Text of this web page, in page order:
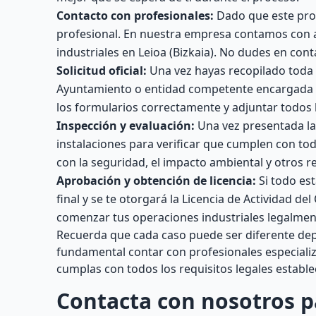
Contacto con profesionales: Dado que este
profesional. En nuestra empresa contamos
industriales en Leioa (Bizkaia). No dudes en
Solicitud oficial: Una vez hayas recopilado
Ayuntamiento o entidad competente
los formularios correctamente y adjuntar todos
Inspección y evaluación: Una vez presentada
instalaciones para verificar que cumplen con
con la seguridad, el impacto ambiental y otros
Aprobación y obtención de licencia: Si todo
final y se te otorgará la Licencia de Actividad
comenzar tus operaciones industriales
Recuerda que cada caso puede ser diferente
fundamental contar con profesionales
cumplas con todos los requisitos legales
Contacta con nosotros